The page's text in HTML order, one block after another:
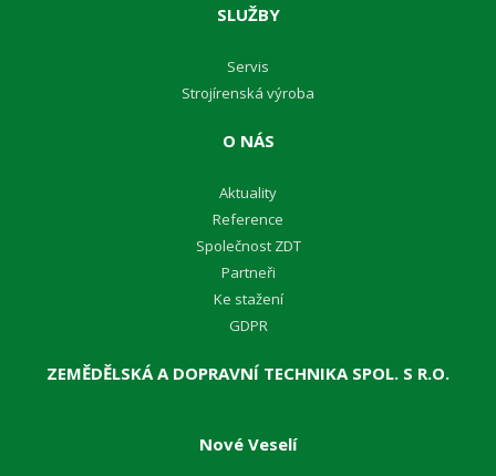
SLUŽBY
Servis
Strojírenská výroba
O NÁS
Aktuality
Reference
Společnost ZDT
Partneři
Ke stažení
GDPR
ZEMĚDĚLSKÁ A DOPRAVNÍ TECHNIKA SPOL. S R.O.
Nové Veselí